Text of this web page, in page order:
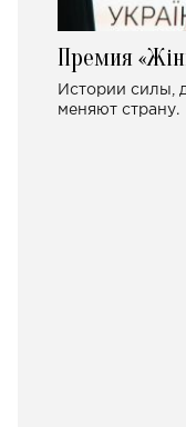
Премия
Истории силы,
меняют страну.